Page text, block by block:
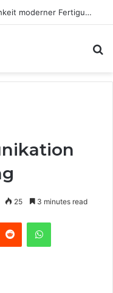
Warum Feinguss zur Wirtschaftlichkeit moderner Fertigungsprozesse beiträgt
25 3 minutes read